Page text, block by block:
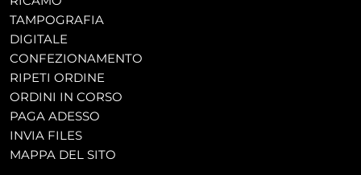
TAMPOGRAFIA
DIGITALE
CONFEZIONAMENTO
RIPETI ORDINE
ORDINI IN CORSO
PAGA ADESSO
INVIA FILES
MAPPA DEL SITO